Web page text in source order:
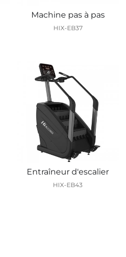
Machine pas à pas
HIX-EB37
Entraîneur d'escalier
HIX-EB43